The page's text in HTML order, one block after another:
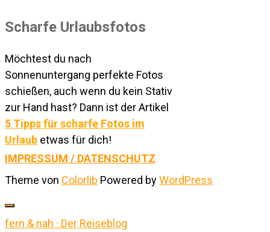
Scharfe Urlaubsfotos
Möchtest du nach
Sonnenuntergang perfekte Fotos
schießen, auch wenn du kein Stativ
zur Hand hast? Dann ist der Artikel
5 Tipps für scharfe Fotos im
Urlaub etwas für dich!
IMPRESSUM / DATENSCHUTZ
Theme von Colorlib Powered byWordPress
fern & nah · Der Reiseblog